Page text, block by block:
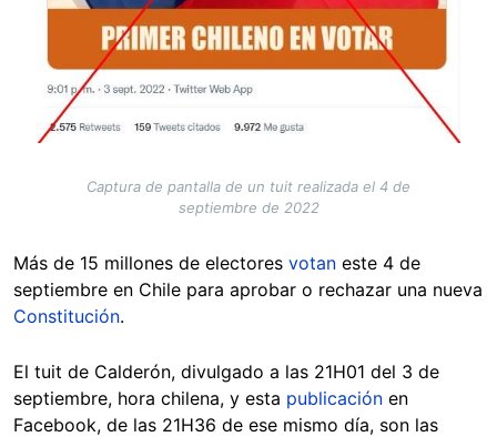
Captura de pantalla de un tuit realizada el 4 de
septiembre de 2022
Más de 15 millones de electores votan este 4 de
septiembre en Chile para aprobar o rechazar una nueva
Constitución.
El tuit de Calderón, divulgado a las 21H01 del 3 de
septiembre, hora chilena, y esta publicación en
Facebook, de las 21H36 de ese mismo día, son las